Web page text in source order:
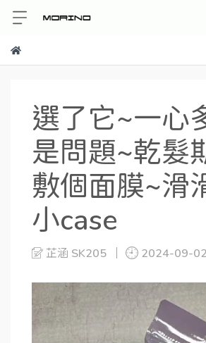
選了它~一心
是問題~乾髮
敷個面膜~滑
小case
芷涵 SK205 2024-09-02